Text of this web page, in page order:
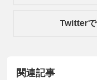
Twitterで
関連記事